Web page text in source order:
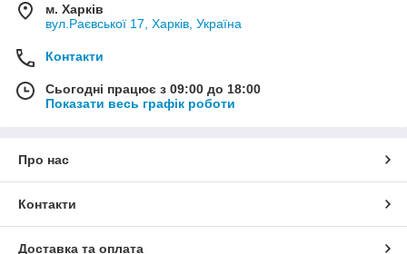
м. Харків
вул.Раєвської 17, Харків, Україна
Контакти
Сьогодні працює з 09:00 до 18:00
Показати весь графік роботи
Про нас
Контакти
Доставка та оплата